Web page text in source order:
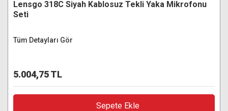
Lensgo 318C Siyah Kablosuz Tekli Yaka Mikrofonu
Seti
Tüm Detayları Gör
5.004,75 TL
Sepete Ekle